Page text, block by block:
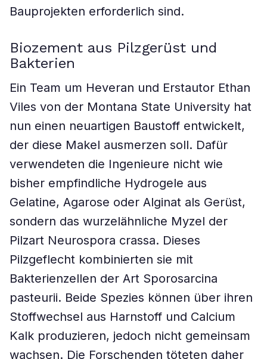
Bauprojekten erforderlich sind.
Biozement aus Pilzgerüst und
Bakterien
Ein Team um Heveran und Erstautor Ethan
Viles von der Montana State University hat
nun einen neuartigen Baustoff entwickelt,
der diese Makel ausmerzen soll. Dafür
verwendeten die Ingenieure nicht wie
bisher empfindliche Hydrogele aus
Gelatine, Agarose oder Alginat als Gerüst,
sondern das wurzelähnliche Myzel der
Pilzart Neurospora crassa. Dieses
Pilzgeflecht kombinierten sie mit
Bakterienzellen der Art Sporosarcina
pasteurii. Beide Spezies können über ihren
Stoffwechsel aus Harnstoff und Calcium
Kalk produzieren, jedoch nicht gemeinsam
wachsen. Die Forschenden töteten daher